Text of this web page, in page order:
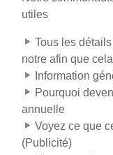
utiles
Tous les
notre afin que
Information
Pourquoi
annuelle
Voyez ce que
(Publicité)